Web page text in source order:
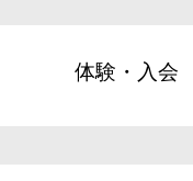
体験・入会